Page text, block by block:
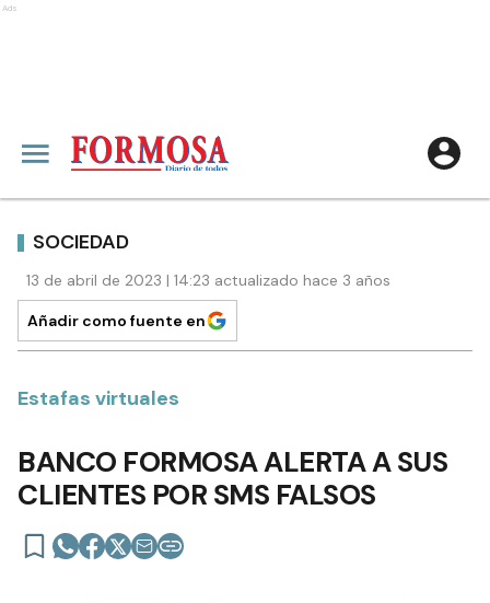
Ads
SOCIEDAD
13 de abril de 2023 | 14:23 actualizado hace 3 años
Añadir como fuente en
Estafas virtuales
BANCO FORMOSA ALERTA A SUS
CLIENTES POR SMS FALSOS